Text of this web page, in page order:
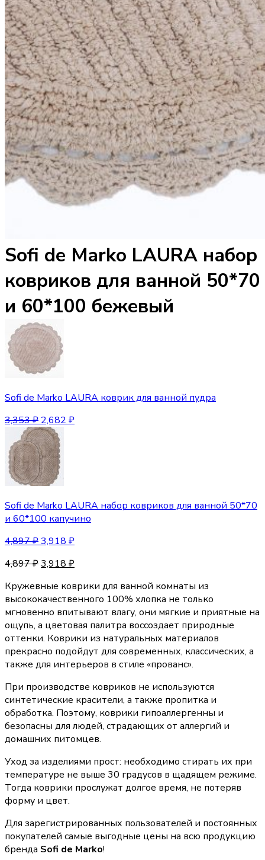
Sofi de Marko LAURA набор
ковриков для ванной 50*70
и 60*100 бежевый
Sofi de Marko LAURA коврик для ванной пудра
3,353₽ 2,682 ₽
Sofi de Marko LAURA набор ковриков для ванной 50*70
и 60*100 капучино
4,897₽3,918 ₽
4,897₽3,918 ₽
Кружевные коврики для ванной комнаты из
высококачественного 100% хлопка не только
мгновенно впитывают влагу, они мягкие и приятные на
ощупь, а цветовая палитра воссоздает природные
оттенки. Коврики из натуральных материалов
прекрасно подойдут для современных, классических, а
также для интерьеров в стиле «прованс».
При производстве ковриков не используются
синтетические красители, а также пропитка и
обработка. Поэтому, коврики гипоаллергенны и
безопасны для людей, страдающих от аллергий и
домашних питомцев.
Уход за изделиями прост: необходимо стирать их при
температуре не выше 30 градусов в щадящем режиме.
Тогда коврики прослужат долгое время, не потеряв
форму и цвет.
Для зарегистрированных пользователей и постоянных
покупателей самые выгодные цены на всю продукцию
бренда Sofi de Marko!